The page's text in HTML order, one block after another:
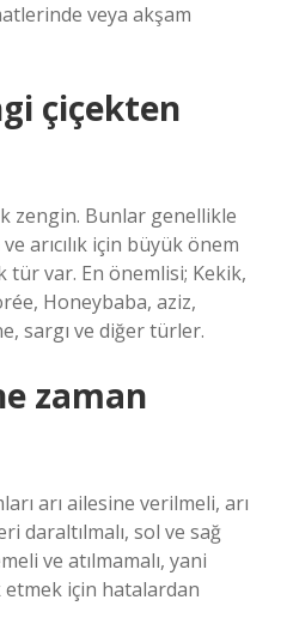
veya akşam
çiçekten
zengin. Bunlar genellikle
arıcılık için büyük önem
tür var. En önemlisi; Kekik,
Honeybaba, aziz,
sargı ve diğer türler.
zaman
arı ailesine verilmeli, arı
daraltılmalı, sol ve sağ
ve atılmamalı, yani
etmek için hatalardan